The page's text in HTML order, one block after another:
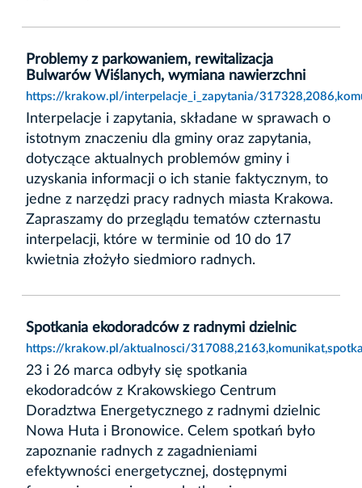
Problemy z parkowaniem, rewitalizacja
Bulwarów Wiślanych, wymiana nawierzchni
https://krakow.pl/interpelacje_i_zapytania/
Interpelacje i zapytania, składane w sprawach o
istotnym znaczeniu dla gminy oraz zapytania,
dotyczące aktualnych problemów gminy i
uzyskania informacji o ich stanie faktycznym, to
jedne z narzędzi pracy radnych miasta Krakowa.
Zapraszamy do przeglądu tematów czternastu
interpelacji, które w terminie od 10 do 17
kwietnia złożyło siedmioro radnych.
Spotkania ekodoradców z radnymi dzielnic
https://krakow.pl/aktualnosci/
23 i 26 marca odbyły się spotkania
ekodoradców z Krakowskiego Centrum
Doradztwa Energetycznego z radnymi dzielnic
Nowa Huta i Bronowice. Celem spotkań było
zapoznanie radnych z zagadnieniami
efektywności energetycznej, dostępnymi